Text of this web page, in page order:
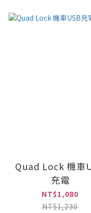
Quad Lock 機車
充電
NT$1,080
NT$1,230